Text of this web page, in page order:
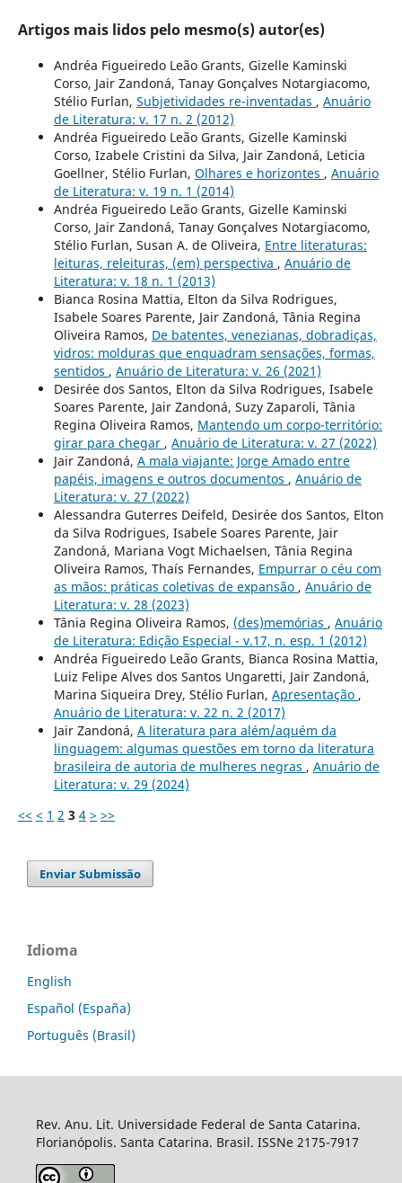
Artigos mais lidos pelo mesmo(s) autor(es)
Andréa Figueiredo Leão Grants, Gizelle Kaminski
Corso, Jair Zandoná, Tanay Gonçalves Notargiacomo,
Stélio Furlan, Subjetividades re-inventadas , Anuário
de Literatura: v. 17 n. 2 (2012)
Andréa Figueiredo Leão Grants, Gizelle Kaminski
Corso, Izabele Cristini da Silva, Jair Zandoná, Leticia
Goellner, Stélio Furlan, Olhares e horizontes , Anuário
de Literatura: v. 19 n. 1 (2014)
Andréa Figueiredo Leão Grants, Gizelle Kaminski
Corso, Jair Zandoná, Tanay Gonçalves Notargiacomo,
Stélio Furlan, Susan A. de Oliveira, Entre literaturas:
leituras, releituras, (em) perspectiva , Anuário de
Literatura: v. 18 n. 1 (2013)
Bianca Rosina Mattia, Elton da Silva Rodrigues,
Isabele Soares Parente, Jair Zandoná, Tânia Regina
Oliveira Ramos, De batentes, venezianas, dobradiças,
vidros: molduras que enquadram sensações, formas,
sentidos , Anuário de Literatura: v. 26 (2021)
Desirée dos Santos, Elton da Silva Rodrigues, Isabele
Soares Parente, Jair Zandoná, Suzy Zaparoli, Tânia
Regina Oliveira Ramos, Mantendo um corpo-território:
girar para chegar , Anuário de Literatura: v. 27 (2022)
Jair Zandoná, A mala viajante: Jorge Amado entre
papéis, imagens e outros documentos , Anuário de
Literatura: v. 27 (2022)
Alessandra Guterres Deifeld, Desirée dos Santos, Elton
da Silva Rodrigues, Isabele Soares Parente, Jair
Zandoná, Mariana Vogt Michaelsen, Tânia Regina
Oliveira Ramos, Thaís Fernandes, Empurrar o céu com
as mãos: práticas coletivas de expansão , Anuário de
Literatura: v. 28 (2023)
Tânia Regina Oliveira Ramos, (des)memórias , Anuário
de Literatura: Edição Especial - v.17, n. esp. 1 (2012)
Andréa Figueiredo Leão Grants, Bianca Rosina Mattia,
Luiz Felipe Alves dos Santos Ungaretti, Jair Zandoná,
Marina Siqueira Drey, Stélio Furlan, Apresentação ,
Anuário de Literatura: v. 22 n. 2 (2017)
Jair Zandoná, A literatura para além/aquém da
linguagem: algumas questões em torno da literatura
brasileira de autoria de mulheres negras , Anuário de
Literatura: v. 29 (2024)
<< < 1 2 3 4 > >>
Enviar Submissão
Idioma
English
Español (España)
Português (Brasil)
Rev. Anu. Lit. Universidade Federal de Santa Catarina.
Florianópolis. Santa Catarina. Brasil. ISSNe 2175-7917